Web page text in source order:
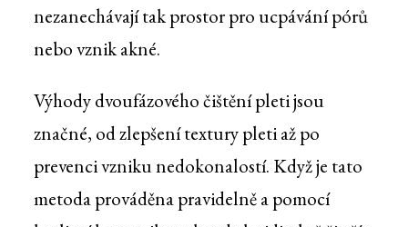
nezanechávají tak prostor pro ucpávání pórů
nebo vznik akné.
Výhody dvoufázového čištění pleti jsou
značné, od zlepšení textury pleti až po
prevenci vzniku nedokonalostí. Když je tato
metoda prováděna pravidelně a pomocí